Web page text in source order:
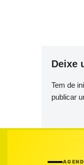
Deixe
Tem de
publicar